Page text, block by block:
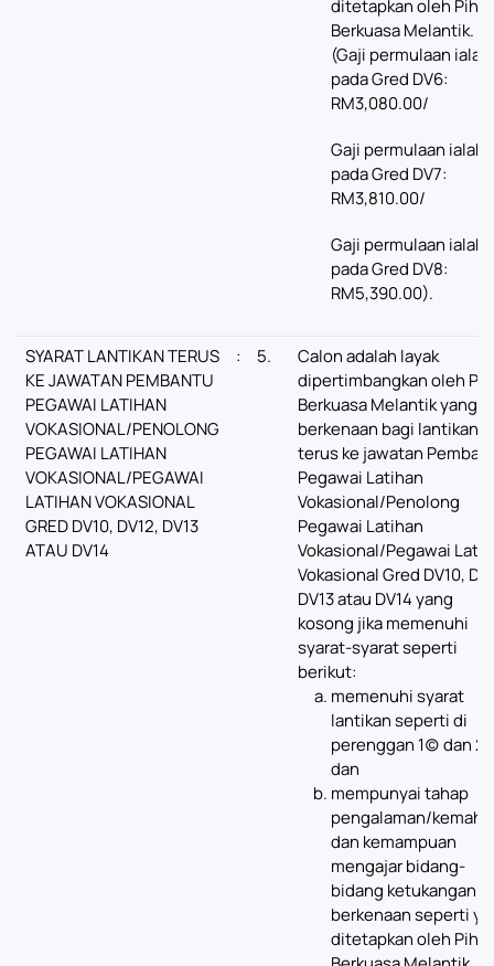
ditetapkan oleh Pihak
Berkuasa Melantik.
(Gaji permulaan ialah
pada Gred DV6:
RM3,080.00/
Gaji permulaan ialah
pada Gred DV7:
RM3,810.00/
Gaji permulaan ialah
pada Gred DV8:
RM5,390.00).
SYARAT LANTIKAN TERUS
KE JAWATAN PEMBANTU
PEGAWAI LATIHAN
VOKASIONAL/PENOLONG
PEGAWAI LATIHAN
VOKASIONAL/PEGAWAI
LATIHAN VOKASIONAL
GRED DV10, DV12, DV13
ATAU DV14
: 5.
Calon adalah layak
dipertimbangkan oleh
Berkuasa Melantik yang
berkenaan bagi lantikan
terus ke jawatan
Pegawai Latihan
Vokasional/Penolong
Pegawai Latihan
Vokasional/Pegawai
Vokasional Gred DV10,
DV13 atau DV14 yang
kosong jika memenuhi
syarat-syarat seperti
berikut:
memenuhi syarat
lantikan seperti di
perenggan 1(c) dan 2;
dan
mempunyai tahap
pengalaman/
dan kemampuan
mengajar bidang-
bidang ketukangan
berkenaan seperti
ditetapkan oleh Pihak